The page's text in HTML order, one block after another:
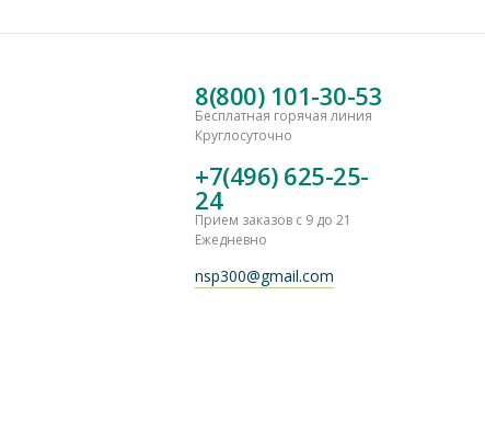
8(800) 101-30-53
Бесплатная горячая линия
Круглосуточно
+7(496) 625-25-
24
Прием заказов с 9 до 21
Ежедневно
nsp300@gmail.com